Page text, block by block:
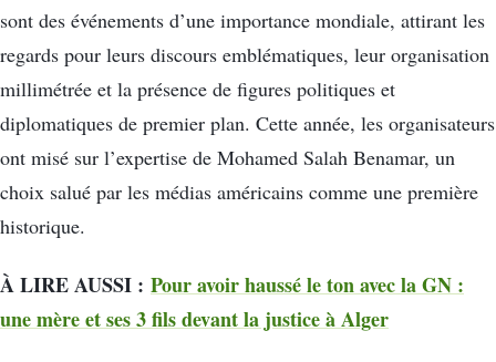
sont des événements d’une importance mondiale, attirant les
regards pour leurs discours emblématiques, leur organisation
millimétrée et la présence de figures politiques et
diplomatiques de premier plan. Cette année, les organisateurs
ont misé sur l’expertise de Mohamed Salah Benamar, un
choix salué par les médias américains comme une première
historique.
À LIRE AUSSI : Pour avoir haussé le ton avec la GN :
une mère et ses 3 fils devant la justice à Alger